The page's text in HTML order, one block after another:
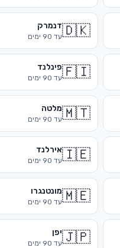
🇩🇰דנמרק
עד 90 ימים
🇫🇮פינלנד
עד 90 ימים
🇲🇹מלטה
עד 90 ימים
🇮🇪אירלנד
עד 90 ימים
🇲🇪מונטנגרו
עד 90 ימים
🇯🇵יפן
עד 90 ימים